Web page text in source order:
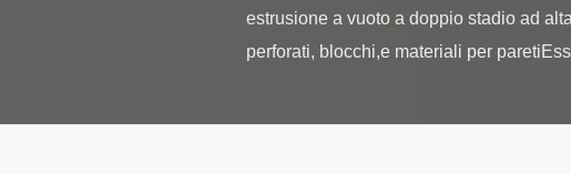
estrusione a vuoto a doppio stadio ad